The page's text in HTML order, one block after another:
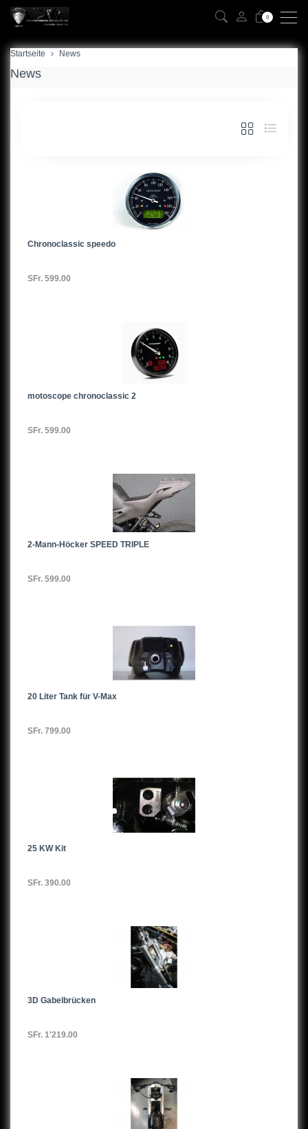
0
Startseite News
News
Chronoclassic speedo
SFr. 599.00
motoscope chronoclassic 2
SFr. 599.00
2-Mann-Höcker SPEED TRIPLE
SFr. 599.00
20 Liter Tank für V-Max
SFr. 799.00
25 KW Kit
SFr. 390.00
3D Gabelbrücken
SFr. 1'219.00